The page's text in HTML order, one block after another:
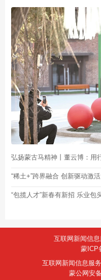
弘扬蒙古马精神丨董云博：用
“稀土+”跨界融合 创新驱动激
“包揽人才”新春有新招 乐业包
互联网新闻信
蒙ICP
互联网新闻信息服
蒙公网安